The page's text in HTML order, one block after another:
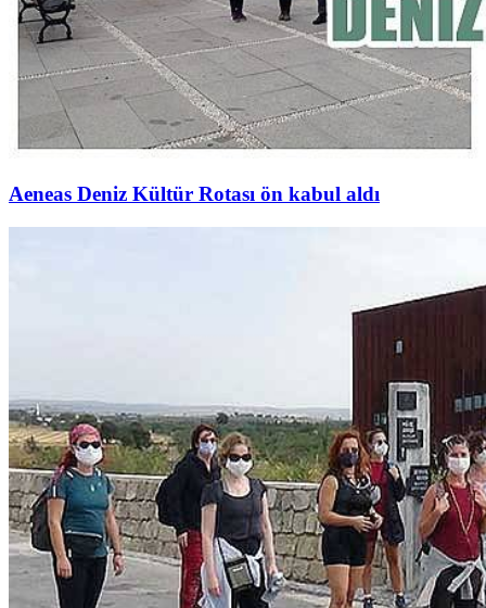
Aeneas Deniz Kültür Rotası ön kabul aldı